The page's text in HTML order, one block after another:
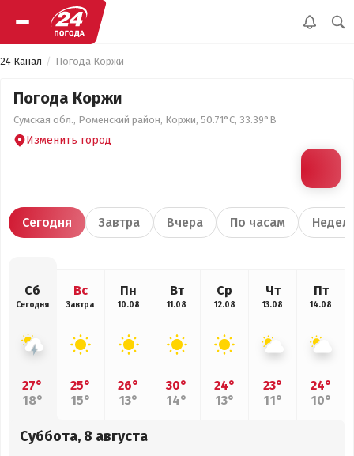
24 Канал Погода Коржи
Погода Коржи
Сумская обл., Роменский район, Коржи, 50.71°С, 33.39°В
Изменить город
Сегодня Завтра Вчера По часам
Сб
Сегодня
27°
18°
Вс
Завтра
25°
15°
Пн
10.08
26°
13°
Вт
11.08
30°
14°
Ср
12.08
24°
13°
Чт
13.08
23°
11°
Пт
14.08
24°
10°
Суббота, 8 августа